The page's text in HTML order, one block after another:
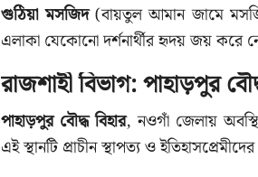
গুঠিয়া মসজিদ(বায়তুল আমান জামে
এলাকা যেকোনো দর্শনার্থীর হৃদয় জয় করে
রাজশাহী বিভাগ: পাহাড়পুর
পাহাড়পুর বৌদ্ধ বিহার, নওগাঁ জেলায়
এই স্থানটি প্রাচীন স্থাপত্য ও